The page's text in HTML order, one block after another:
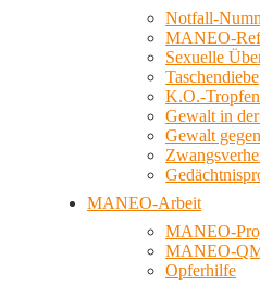
Notfall-
MANEO-
Sexuelle
Taschendiebe
K.O.-Tropfen
Gewalt in
Gewalt
MANEO-Arbeit
MANEO-
MANEO-
Opferhilfe